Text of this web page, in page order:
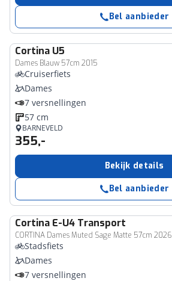
Bel aanbieder
Cortina U5
Dames Blauw 57cm 2015
Cruiserfiets
Dames
7 versnellingen
57 cm
BARNEVELD
355,-
Bekijk details
Bel aanbieder
Cortina E-U4 Transport
CORTINA Dames Muted Sage Matte 57cm 2026
Stadsfiets
Dames
7 versnellingen